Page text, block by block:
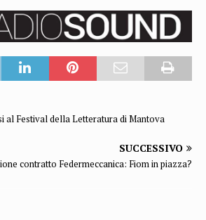
al Festival della Letteratura di Mantova
SUCCESSIVO
contratto Federmeccanica: Fiom in piazza?